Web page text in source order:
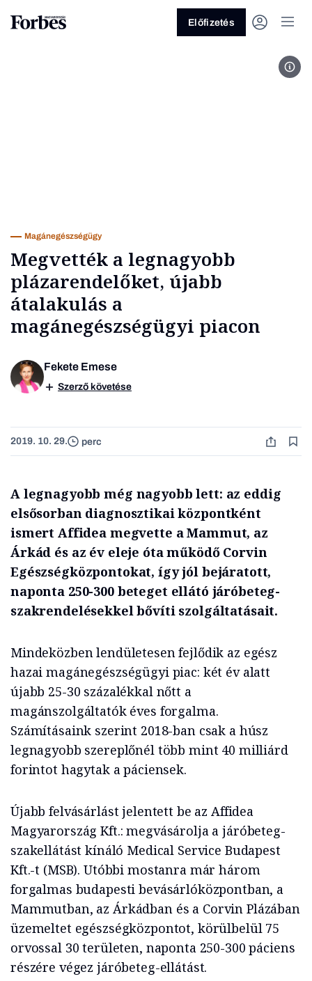
Üzlet
Előfizetés
Magánegészségügy
Megvették a legnagyobb
plázarendelőket, újabb
átalakulás a
magánegészségügyi piacon
Fekete Emese
Szerző követése
2019. 10. 29. perc
A legnagyobb még nagyobb lett: az eddig
elsősorban diagnosztikai központként
ismert Affidea megvette a Mammut, az
Árkád és az év eleje óta működő Corvin
Egészségközpontokat, így jól bejáratott,
naponta 250-300 beteget ellátó járóbeteg-
szakrendelésekkel bővíti szolgáltatásait.
Mindeközben lendületesen fejlődik az egész
hazai magánegészségügyi piac: két év alatt
újabb 25-30 százalékkal nőtt a
magánszolgáltatók éves forgalma.
Számításaink szerint 2018-ban csak a húsz
legnagyobb szereplőnél több mint 40 milliárd
forintot hagytak a páciensek.
Újabb felvásárlást jelentett be az Affidea
Magyarország Kft.: megvásárolja a járóbeteg-
szakellátást kínáló Medical Service Budapest
Kft.-t (MSB). Utóbbi mostanra már három
forgalmas budapesti bevásárlóközpontban, a
Mammutban, az Árkádban és a Corvin Plázában
üzemeltet egészségközpontot, körülbelül 75
orvossal 30 területen, naponta 250-300 páciens
részére végez járóbeteg-ellátást.